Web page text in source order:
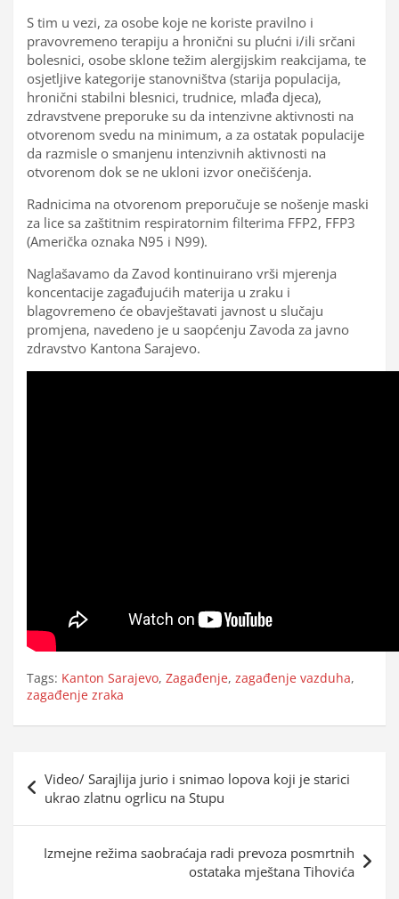
S tim u vezi, za osobe koje ne koriste pravilno i
pravovremeno terapiju a hronični su plućni i/ili srčani
bolesnici, osobe sklone težim alergijskim reakcijama, te
osjetljive kategorije stanovništva (starija populacija,
hronični stabilni blesnici, trudnice, mlađa djeca),
zdravstvene preporuke su da intenzivne aktivnosti na
otvorenom svedu na minimum, a za ostatak populacije
da razmisle o smanjenu intenzivnih aktivnosti na
otvorenom dok se ne ukloni izvor onečišćenja.
Radnicima na otvorenom preporučuje se nošenje maski
za lice sa zaštitnim respiratornim filterima FFP2, FFP3
(Američka oznaka N95 i N99).
Naglašavamo da Zavod kontinuirano vrši mjerenja
koncentacije zagađujućih materija u zraku i
blagovremeno će obavještavati javnost u slučaju
promjena, navedeno je u saopćenju Zavoda za javno
zdravstvo Kantona Sarajevo.
Tags: Kanton Sarajevo, Zagađenje, zagađenje vazduha,
zagađenje zraka
objava
Video/ Sarajlija jurio i snimao lopova koji je starici
ukrao zlatnu ogrlicu na Stupu
Izmejne režima saobraćaja radi prevoza posmrtnih
ostataka mještana Tihovića